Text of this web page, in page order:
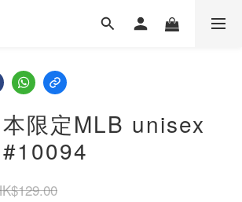
限定MLB unisex